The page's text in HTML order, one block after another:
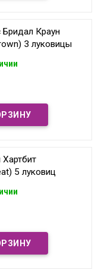
Бридал Краун
3 луковицы
5 луковиц